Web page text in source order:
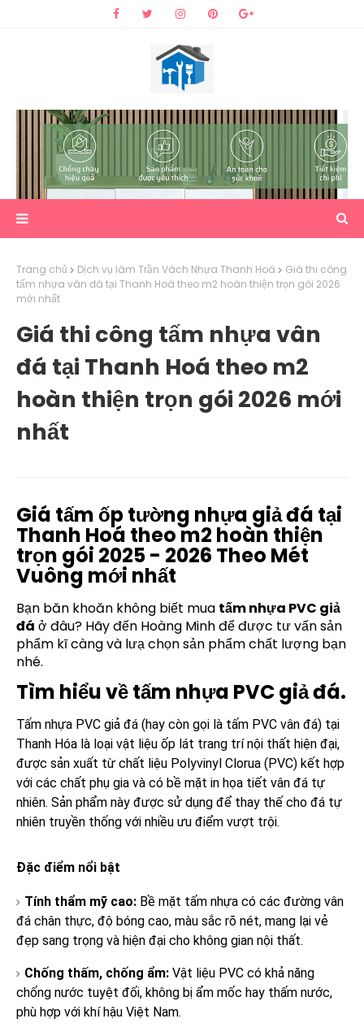
Trang chủ Dịch vụ làm Trần Vách Nhựa Thanh Hoá
Giá thi công
tấm nhựa vân đá tại Thanh Hoá theo m2 hoàn thiện trọn gói 2026
mới nhất
Giá thi công tấm nhựa vân
đá tại Thanh Hoá theo m2
hoàn thiện trọn gói 2026 mới
nhất
Giá tấm ốp tường nhựa giả đá tại
Thanh Hoá theo m2 hoàn thiện
trọn gói 2025 - 2026 Theo Mét
Vuông mới nhất
Bạn băn khoăn không biết mua tấm nhựa PVC giả
đá ở đâu? Hãy đến Hoàng Minh để được tư vấn sản
phẩm kĩ càng và lưạ chọn sản phẩm chất lượng bạn
nhé.
Tìm hiểu về tấm nhựa PVC giả đá.
Tấm nhựa PVC giả đá (hay còn gọi là tấm PVC vân đá) tại
Thanh Hóa là loại vật liệu ốp lát trang trí nội thất hiện đại,
được sản xuất từ chất liệu Polyvinyl Clorua (PVC) kết hợp
với các chất phụ gia và có bề mặt in họa tiết vân đá tự
nhiên. Sản phẩm này được sử dụng để thay thế cho đá tự
nhiên truyền thống với nhiều ưu điểm vượt trội.
Đặc điểm nổi bật
Tính thẩm mỹ cao: Bề mặt tấm nhựa có các đường vân
đá chân thực, độ bóng cao, màu sắc rõ nét, mang lại vẻ
đẹp sang trọng và hiện đại cho không gian nội thất.
Chống thấm, chống ẩm: Vật liệu PVC có khả năng
chống nước tuyệt đối, không bị ẩm mốc hay thấm nước,
phù hợp với khí hậu Việt Nam.